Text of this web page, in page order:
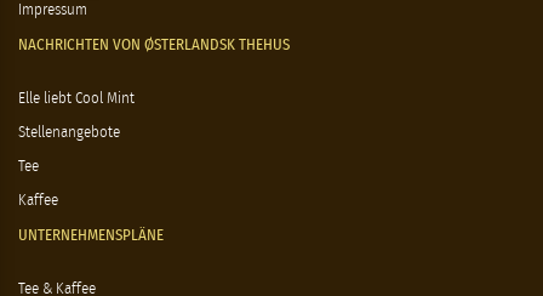
Impressum
NACHRICHTEN VON ØSTERLANDSK THEHUS
Elle liebt Cool Mint
Stellenangebote
Tee
Kaffee
UNTERNEHMENSPLÄNE
Tee & Kaffee